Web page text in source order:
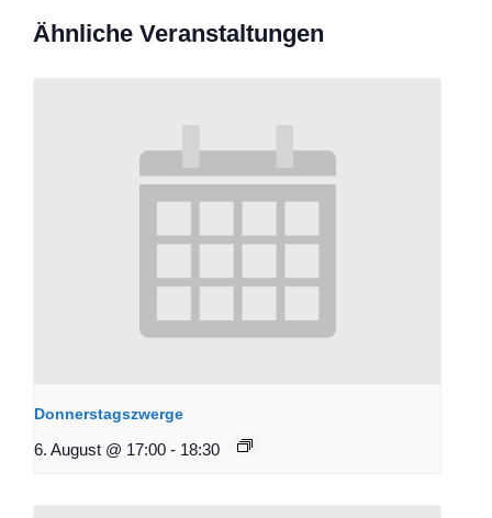
Ähnliche Veranstaltungen
Donnerstagszwerge
6. August @ 17:00 - 18:30